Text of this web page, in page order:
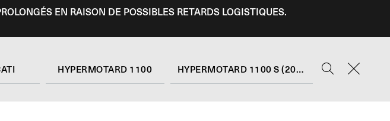
EN RAISON DE POSSIBLES RETARDS LOGISTIQUES.
HYPERMOTARD 1100 HYPERMOTARD 1100 S (2007 - 09)